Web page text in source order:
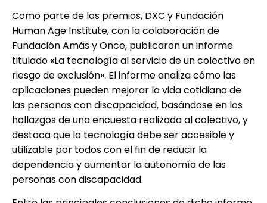
Como parte de los premios, DXC y Fundación
Human Age Institute, con la colaboración de
Fundación Amás y Once, publicaron un informe
titulado «La tecnología al servicio de un colectivo en
riesgo de exclusión». El informe analiza cómo las
aplicaciones pueden mejorar la vida cotidiana de
las personas con discapacidad, basándose en los
hallazgos de una encuesta realizada al colectivo, y
destaca que la tecnología debe ser accesible y
utilizable por todos con el fin de reducir la
dependencia y aumentar la autonomía de las
personas con discapacidad.